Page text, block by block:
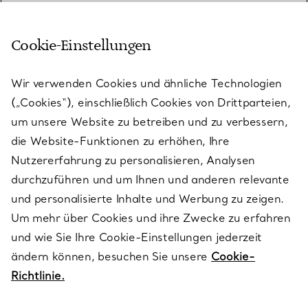
KUNDENSERVICE
SERVICES
ÜBER TIFFANY & CO.
RECHTLICHE HINWEISE
FOLGEN SIE UNS
Cookie-Einstellungen
Wir verwenden Cookies und ähnliche Technologien
(„Cookies“), einschließlich Cookies von Drittparteien,
um unsere Website zu betreiben und zu verbessern,
die Website-Funktionen zu erhöhen, Ihre
Nutzererfahrung zu personalisieren, Analysen
durchzuführen und um Ihnen und anderen relevante
und personalisierte Inhalte und Werbung zu zeigen.
Um mehr über Cookies und ihre Zwecke zu erfahren
und wie Sie Ihre Cookie-Einstellungen jederzeit
ändern können, besuchen Sie unsere Cookie-
Richtlinie.